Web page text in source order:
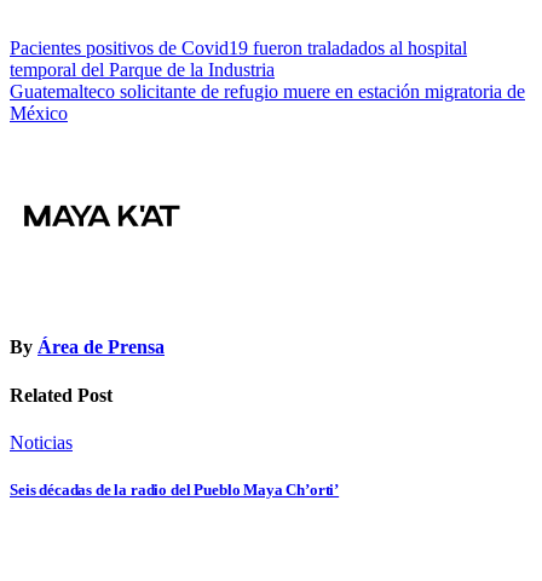
Navegación
de
entradas
Pacientes positivos de Covid19 fueron traladados al hospital
temporal del Parque de la Industria
Guatemalteco solicitante de refugio muere en estación migratoria de
México
By Área de Prensa
Related Post
Noticias
Seis décadas de la radio del Pueblo Maya Ch’orti’